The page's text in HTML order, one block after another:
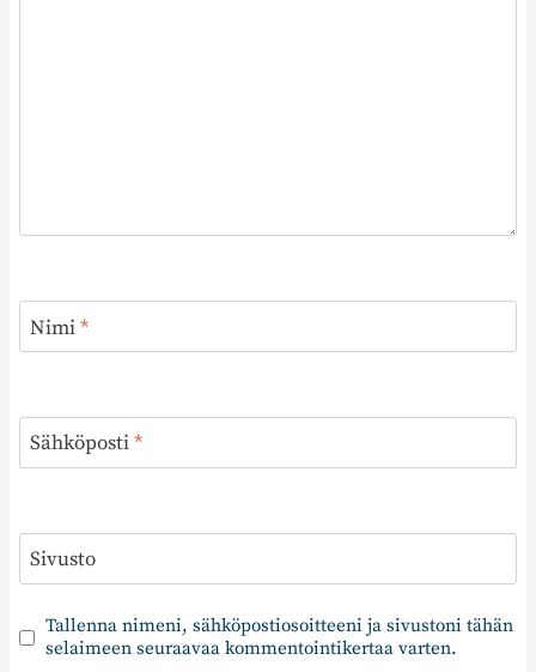
Nimi*
Sähköposti*
Sivusto
Tallenna nimeni, sähköpostiosoitteeni ja sivustoni tähän
selaimeen seuraavaa kommentointikertaa varten.